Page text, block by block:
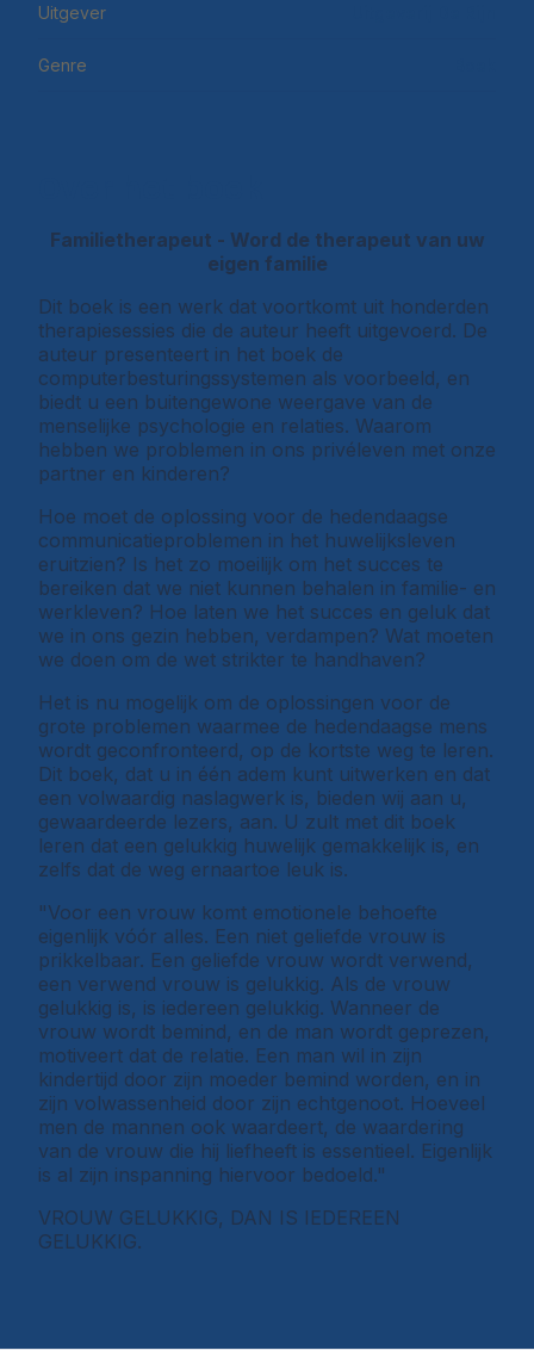
Uitgever
Genre
Familietherapeut - Word de therapeut van uw
eigen familie
Dit boek is een werk dat voortkomt uit honderden
therapiesessies die de auteur heeft uitgevoerd. De
auteur presenteert in het boek de
computerbesturingssystemen als voorbeeld, en
biedt u een buitengewone weergave van de
menselijke psychologie en relaties. Waarom
hebben we problemen in ons privéleven met onze
partner en kinderen?
Hoe moet de oplossing voor de hedendaagse
communicatieproblemen in het huwelijksleven
eruitzien? Is het zo moeilijk om het succes te
bereiken dat we niet kunnen behalen in familie- en
werkleven? Hoe laten we het succes en geluk dat
we in ons gezin hebben, verdampen? Wat moeten
we doen om de wet strikter te handhaven?
Het is nu mogelijk om de oplossingen voor de
grote problemen waarmee de hedendaagse mens
wordt geconfronteerd, op de kortste weg te leren.
Dit boek, dat u in één adem kunt uitwerken en dat
een volwaardig naslagwerk is, bieden wij aan u,
gewaardeerde lezers, aan. U zult met dit boek
leren dat een gelukkig huwelijk gemakkelijk is, en
zelfs dat de weg ernaartoe leuk is.
"Voor een vrouw komt emotionele behoefte
eigenlijk vóór alles. Een niet geliefde vrouw is
prikkelbaar. Een geliefde vrouw wordt verwend,
een verwend vrouw is gelukkig. Als de vrouw
gelukkig is, is iedereen gelukkig. Wanneer de
vrouw wordt bemind, en de man wordt geprezen,
motiveert dat de relatie. Een man wil in zijn
kindertijd door zijn moeder bemind worden, en in
zijn volwassenheid door zijn echtgenoot. Hoeveel
men de mannen ook waardeert, de waardering
van de vrouw die hij liefheeft is essentieel. Eigenlijk
is al zijn inspanning hiervoor bedoeld."
VROUW GELUKKIG, DAN IS IEDEREEN
GELUKKIG.